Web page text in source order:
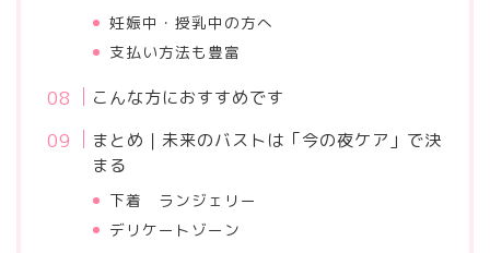
妊娠中・授乳中の方へ
支払い方法も豊富
こんな方におすすめです
まとめ｜未来のバストは「今の夜ケア」で決
まる
下着 ランジェリー
デリケートゾーン